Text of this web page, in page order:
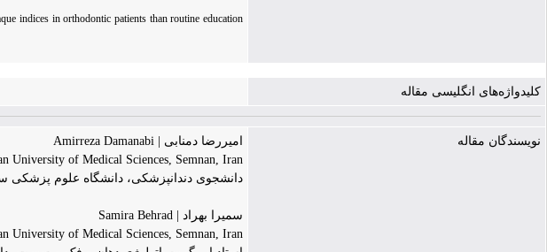
indices in orthodontic patients than routine education
کلیدواژه‌های انگلیسی مقاله
نویسندگان مقاله
امیررضا دمنابی | Amirreza Damanabi
University of Medical Sciences, Semnan, Iran
دانشجوی دندانپزشکی، دانشگاه علوم پزشکی
سمیرا بهراد | Samira Behrad
University of Medical Sciences, Semnan, Iran